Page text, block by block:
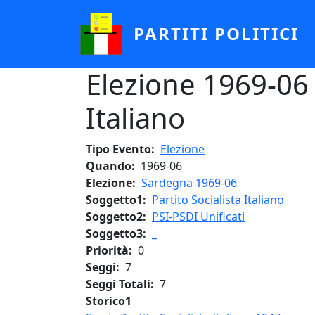
PARTITI POLITICI
Elezione 1969-
Italiano
Tipo Evento
Elezione
Quando
1969-06
Elezione Sardegna 1969-06
Soggetto1
Partito Socialista Italiano
Soggetto2
PSI-PSDI Unificati
Soggetto3
Priorità
0
Seggi
7
Seggi Totali
7
Storico1